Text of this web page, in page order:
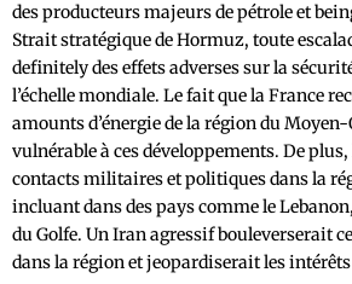
des producteurs majeurs de pétrole et
Strait stratégique de Hormuz, toute
definitely des effets adverses sur la
l’échelle mondiale. Le fait que la France
amounts d’énergie de la région du
vulnérable à ces développements. De
contacts militaires et politiques dans la
incluant dans des pays comme le
du Golfe. Un Iran agressif bouleverserait
dans la région et jeopardiserait les